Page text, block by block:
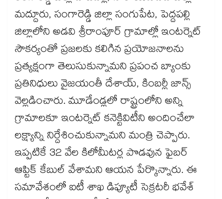
మద్దూరు, సంగారెడ్డి జిల్లా సంగుపేట, పెద్దపల్లి
జిల్లాలోని అడవి శ్రీరాంపూర్​ గ్రామాల్లో ఇంటర్నెట్​
సౌకర్యంతో ప్రజలకు కలిగిన ప్రయోజనాలను
ప్రత్యక్షంగా తెలుసుకున్నామని ప్రపంచ బ్యాంకు
ప్రతినిధులు వైజయంతీ దేశాయ్​, కింబర్లీ జాన్స్​
వెల్లడించారు. మూడేండ్లలో రాష్ట్రంలోని అన్ని
గ్రామాలకూ ఇంటర్నెట్​ కనెక్టివిటీని అందించేలా
లక్ష్యాన్ని నిర్దేశించుకున్నామని మంత్రి చెప్పారు.
ఇప్పటికే 32 వేల కిలోమీటర్ల పొడవున ఫైబర్​
ఆప్టిక్​ కేబుల్​ వేశామని ఆయన పేర్కొన్నారు. ఈ
సమావేశంలో ఐటీ శాఖ డిప్యూటీ సెక్రటరీ భవేశ్​